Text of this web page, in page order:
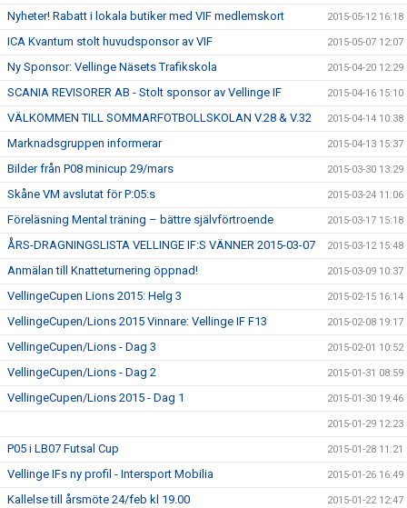
Nyheter! Rabatt i lokala butiker med VIF medlemskort 2015-05-12 16:18
ICA Kvantum stolt huvudsponsor av VIF 2015-05-07 12:07
Ny Sponsor: Vellinge Näsets Trafikskola 2015-04-20 12:29
SCANIA REVISORER AB - Stolt sponsor av Vellinge IF 2015-04-16 15:10
VÄLKOMMEN TILL SOMMARFOTBOLLSKOLAN V.28 & V.32 2015-04-14 10:38
Marknadsgruppen informerar 2015-04-13 15:37
Bilder från P08 minicup 29/mars 2015-03-30 13:29
Skåne VM avslutat för P:05:s 2015-03-24 11:06
Föreläsning Mental träning – bättre självförtroende 2015-03-17 15:18
ÅRS-DRAGNINGSLISTA VELLINGE IF:S VÄNNER 2015-03-07 2015-03-12 15:48
Anmälan till Knatteturnering öppnad! 2015-03-09 10:37
VellingeCupen Lions 2015: Helg 3 2015-02-15 16:14
VellingeCupen/Lions 2015 Vinnare: Vellinge IF F13 2015-02-08 19:17
VellingeCupen/Lions - Dag 3 2015-02-01 10:52
VellingeCupen/Lions - Dag 2 2015-01-31 08:59
VellingeCupen/Lions 2015 - Dag 1 2015-01-30 19:46
2015-01-29 12:23
P05 i LB07 Futsal Cup 2015-01-28 11:21
Vellinge IFs ny profil - Intersport Mobilia 2015-01-26 16:49
Kallelse till årsmöte 24/feb kl 19.00 2015-01-22 12:47